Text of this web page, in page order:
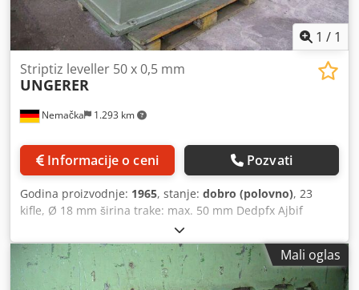
1 / 1
Nemačka 1.293 km
Striptiz leveller 50 x 0,5 mm
UNGERER
Informacije o ceni Pozvati
Godina proizvodnje: 1965, stanje: dobro (polovno), 23
kifle, Ø 18 mm širina trake: max. 50 mm Dedpfx Ajbif
Ekjcyjck debljina trake: 0,1 - 0,5 mm
Mali oglas